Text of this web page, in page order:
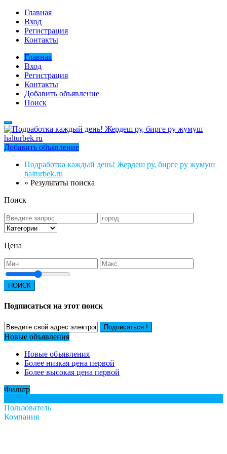
Главная
Вход
Регистрация
Контакты
Главная
Вход
Регистрация
Контакты
Добавить объявление
Поиск
Добавить объявление
Подработка каждый день! Жердеш ру, бирге ру жумуш
halturbek.ru
» Результаты поиска
Поиск
Цена
ПОИСК
Подписаться на этот поиск
Подписаться !
Новые объявления
Новые объявления
Более низкая цена первой
Более высокая цена первой
Фильтр
Пользователь
Компания